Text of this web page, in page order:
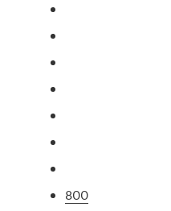
800